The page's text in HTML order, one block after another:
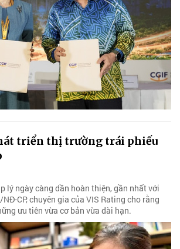
triển thị trường trái phiếu
lý ngày càng dần hoàn thiện, gần nhất với
CP, chuyên gia của VIS Rating cho rằng
ưu tiên vừa cơ bản vừa dài hạn.